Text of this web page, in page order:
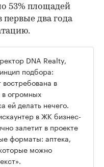
53% площадей
первые два года
DNA Realty,
подбора:
в
огромных
ей делать нечего.
в ЖК бизнес-
залетит в проекте
форматы: аптека,
можно